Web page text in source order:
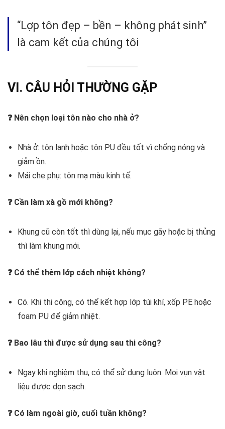
“Lợp tôn đẹp – bền – không phát sinh”
là cam kết của chúng tôi
VI. CÂU HỎI THƯỜNG GẶP
❓ Nên chọn loại tôn nào cho nhà ở?
Nhà ở: tôn lạnh hoặc tôn PU đều tốt vì chống nóng và
giảm ồn.
Mái che phụ: tôn mạ màu kinh tế.
❓ Cần làm xà gồ mới không?
Khung cũ còn tốt thì dùng lại, nếu mục gãy hoặc bị thủng
thì làm khung mới.
❓ Có thể thêm lớp cách nhiệt không?
Có. Khi thi công, có thể kết hợp lớp túi khí, xốp PE hoặc
foam PU để giảm nhiệt.
❓ Bao lâu thì được sử dụng sau thi công?
Ngay khi nghiệm thu, có thể sử dụng luôn. Mọi vụn vật
liệu được dọn sạch.
❓ Có làm ngoài giờ, cuối tuần không?